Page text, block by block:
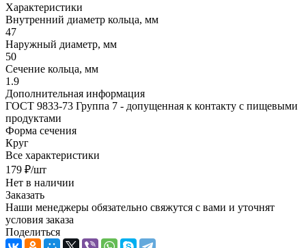
Характеристики
Внутренний диаметр кольца, мм
47
Наружный диаметр, мм
50
Сечение кольца, мм
1.9
Дополнительная информация
ГОСТ 9833-73 Группа 7 - допущенная к контакту с пищевыми
продуктами
Форма сечения
Круг
Все характеристики
179 ₽/шт
Нет в наличии
Заказать
Наши менеджеры обязательно свяжутся с вами и уточнят
условия заказа
Поделиться